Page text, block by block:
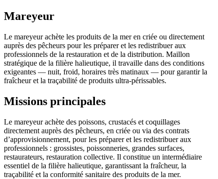
Mareyeur
Le mareyeur achète les produits de la mer en criée ou directement
auprès des pêcheurs pour les préparer et les redistribuer aux
professionnels de la restauration et de la distribution. Maillon
stratégique de la filière halieutique, il travaille dans des conditions
exigeantes — nuit, froid, horaires très matinaux — pour garantir la
fraîcheur et la traçabilité de produits ultra-périssables.
Missions principales
Le mareyeur achète des poissons, crustacés et coquillages
directement auprès des pêcheurs, en criée ou via des contrats
d’approvisionnement, pour les préparer et les redistribuer aux
professionnels : grossistes, poissonneries, grandes surfaces,
restaurateurs, restauration collective. Il constitue un intermédiaire
essentiel de la filière halieutique, garantissant la fraîcheur, la
traçabilité et la conformité sanitaire des produits de la mer.